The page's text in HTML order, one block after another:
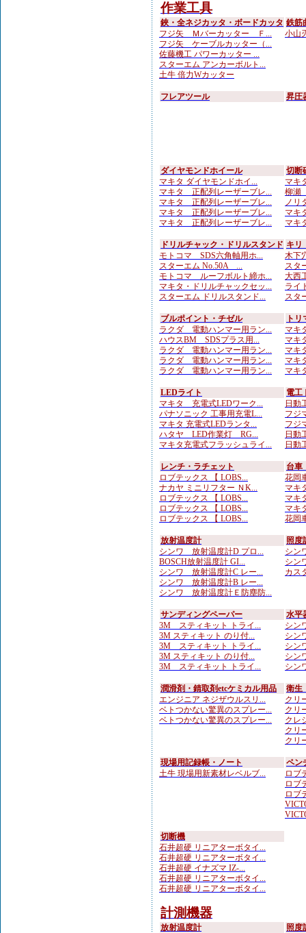
作業工具
鋏・全ネジカッタ・ボードカッタ
フジ矢 Ｍバーカッター Ｆ...
フジ矢 ケーブルカッター（...
佐藤機工 パワーカッター ...
スターエム アンカーボルト...
土牛 倍力Wカッター
鉄筋
小山
フレアツール 昇圧
ダイヤモンドホイール
マキタ ダイヤモンドホイ...
マキタ 正配列レーザーブレ...
マキタ 正配列レーザーブレ...
マキタ 正配列レーザーブレ...
マキタ 正配列レーザーブレ...
切断
マキ
柳瀬
ノリ
マキ
マキ
ドリルチャック・ドリルスタンド
モトコマ SDS六角軸用ホ...
スターエム No.50A ...
モトコマ ルーフボルト締ホ...
マキタ・ドリルチャックセッ...
スターエム ドリルスタンド...
キリ
木下
スタ
大西
ライ
スタ
ブルポイント・チゼル
ラクダ 電動ハンマー用ラン...
ハウスBM SDSプラス用...
ラクダ 電動ハンマー用ラン...
ラクダ 電動ハンマー用ラン...
ラクダ 電動ハンマー用ラン...
ト
マキ
マキ
マキ
マキ
マキ
LEDライト
マキタ 充電式LEDワーク...
パナソニック 工事用充電L...
マキタ 充電式LEDランタ...
ハタヤ LED作業灯 RG...
マキタ充電式フラッシュライ...
電工
日動
フジ
フジ
日動
日動
レンチ・ラチェット
ロブテックス 【 LOBS...
ナカヤ ミニリフター ＮK...
ロブテックス 【 LOBS...
ロブテックス 【 LOBS...
ロブテックス 【 LOBS...
台車
花岡
マキ
マキ
マキ
花岡
放射温度計
シンワ 放射温度計D プロ...
BOSCH放射温度計 GI...
シンワ 放射温度計C レー...
シンワ 放射温度計B レー...
シンワ 放射温度計Ｅ防塵防...
照度
シン
シン
カス
サンディングペーパー
3M スティキット トライ...
3M スティキット のり付...
3M スティキット トライ...
3M スティキット のり付...
3M スティキット トライ...
水平
シン
シン
シン
シン
シン
潤滑剤・錆取剤etcケミカル用品
エンジニア ネジザウルスリ...
ベトつかない驚異のスプレー...
ベトつかない驚異のスプレー...
衛生
クリ
クリ
クレ
クリ
クリ
現場用記録帳・ノート
土牛 現場用新素材レベルブ...
ペン
ロブ
ロブ
ロブ
切断機
石井超硬 リニアターボタイ...
石井超硬 リニアターボタイ...
石井超硬 イナズマ IZ-...
石井超硬 リニアターボタイ...
石井超硬 リニアターボタイ...
計測機器
放射温度計
照度